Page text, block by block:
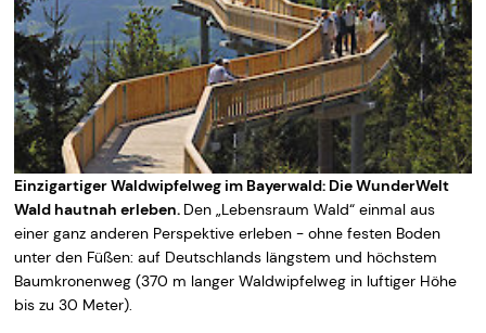
Einzigartiger Waldwipfelweg im Bayerwald: Die WunderWelt
Wald hautnah erleben. Den „Lebensraum Wald“ einmal aus
einer ganz anderen Perspektive erleben - ohne festen Boden
unter den Füßen: auf Deutschlands längstem und höchstem
Baumkronenweg (370 m langer Waldwipfelweg in luftiger Höhe
bis zu 30 Meter).